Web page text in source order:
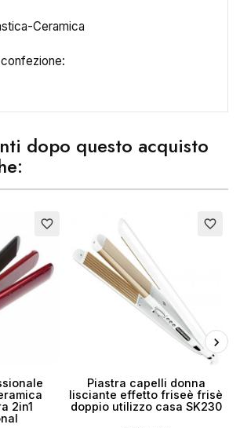
Ceramica
dopo questo acquisto
favorite_border
2in1
favorite_border
Piastra capelli donna
lisciante effetto friseè frisè
doppio utilizzo casa SK230
Annulla